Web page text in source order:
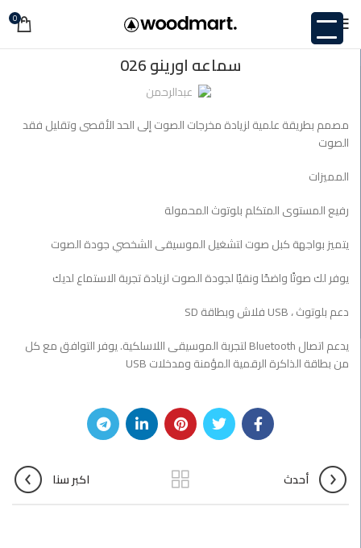
0 <SPAN STYLE="COLOR: RGB(102
,
<SPAN STYLE="COLOR: RGB(102
,
102);"
,رفيع المستوى المتكلم بلوتوث المحمولة</SPAN ,غير مصنف,
مصمم بطريقة علمية لزيادة مخرجات الصوت إلى الحد الأقصى وتقليل فقد
الصوت</SPAN
يدعم اتصال BLUETOOTH لتجربة الموسيقى اللاسلكية. يوفر التوافق مع كل
يوفر لك صوتًا واضحًا ونقيًا لجودة الصوت لزيادة تجربة الاستماع لديك</SPAN
سماعه اورينو 026
عبدالرحمن
مصمم بطريقة علمية لزيادة مخرجات الصوت إلى الحد الأقصى وتقليل فقد
الصوت
المميزات
رفيع المستوى المتكلم بلوتوث المحمولة
يتميز بواجهة كبل صوت لتشغيل الموسيقى الشخصي جودة الصوت
يوفر لك صوتًا واضحًا ونقيًا لجودة الصوت لزيادة تجربة الاستماع لديك
دعم بلوتوث ، USB فلاش وبطاقة SD
يدعم اتصال Bluetooth لتجربة الموسيقى اللاسلكية. يوفر التوافق مع كل
من بطاقة الذاكرة الرقمية المؤمنة ومدخلات USB
أحدث اكبر سنا